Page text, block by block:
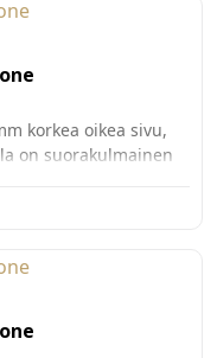
korkea oikea sivu,
on suorakulmainen
20kpl/ltk.